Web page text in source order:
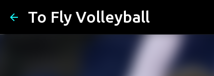
To Fly Volleyball